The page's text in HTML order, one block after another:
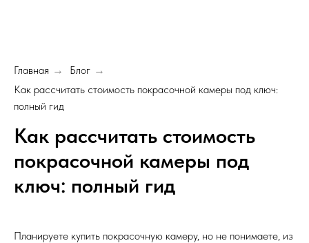
Главная → Блог →
Как рассчитать стоимость покрасочной камеры под ключ:
полный гид
Как рассчитать стоимость
покрасочной камеры под
ключ: полный гид
Планируете купить покрасочную камеру, но не понимаете, из